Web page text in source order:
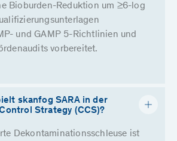
Bioburden-Reduktion um ≥6-log
und GAMP 5-Richtlinien und
vorbereitet.
skanfog SARA in der
Strategy (CCS)?
Dekontaminationsschleuse ist